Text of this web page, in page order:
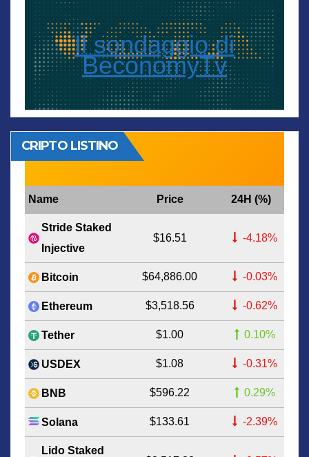
Il sondaggio di
BeconomyTv
CRIPTO LISTINO
Name Price 24H (%)
Stride Staked
Injective
$16.51 -4.18%
Bitcoin $64,886.00 -0.03%
Ethereum $3,518.56 -0.62%
Tether $1.00 0.10%
USDEX $1.08 -0.31%
BNB $596.22 0.29%
Solana $133.61 -2.39%
Lido Staked